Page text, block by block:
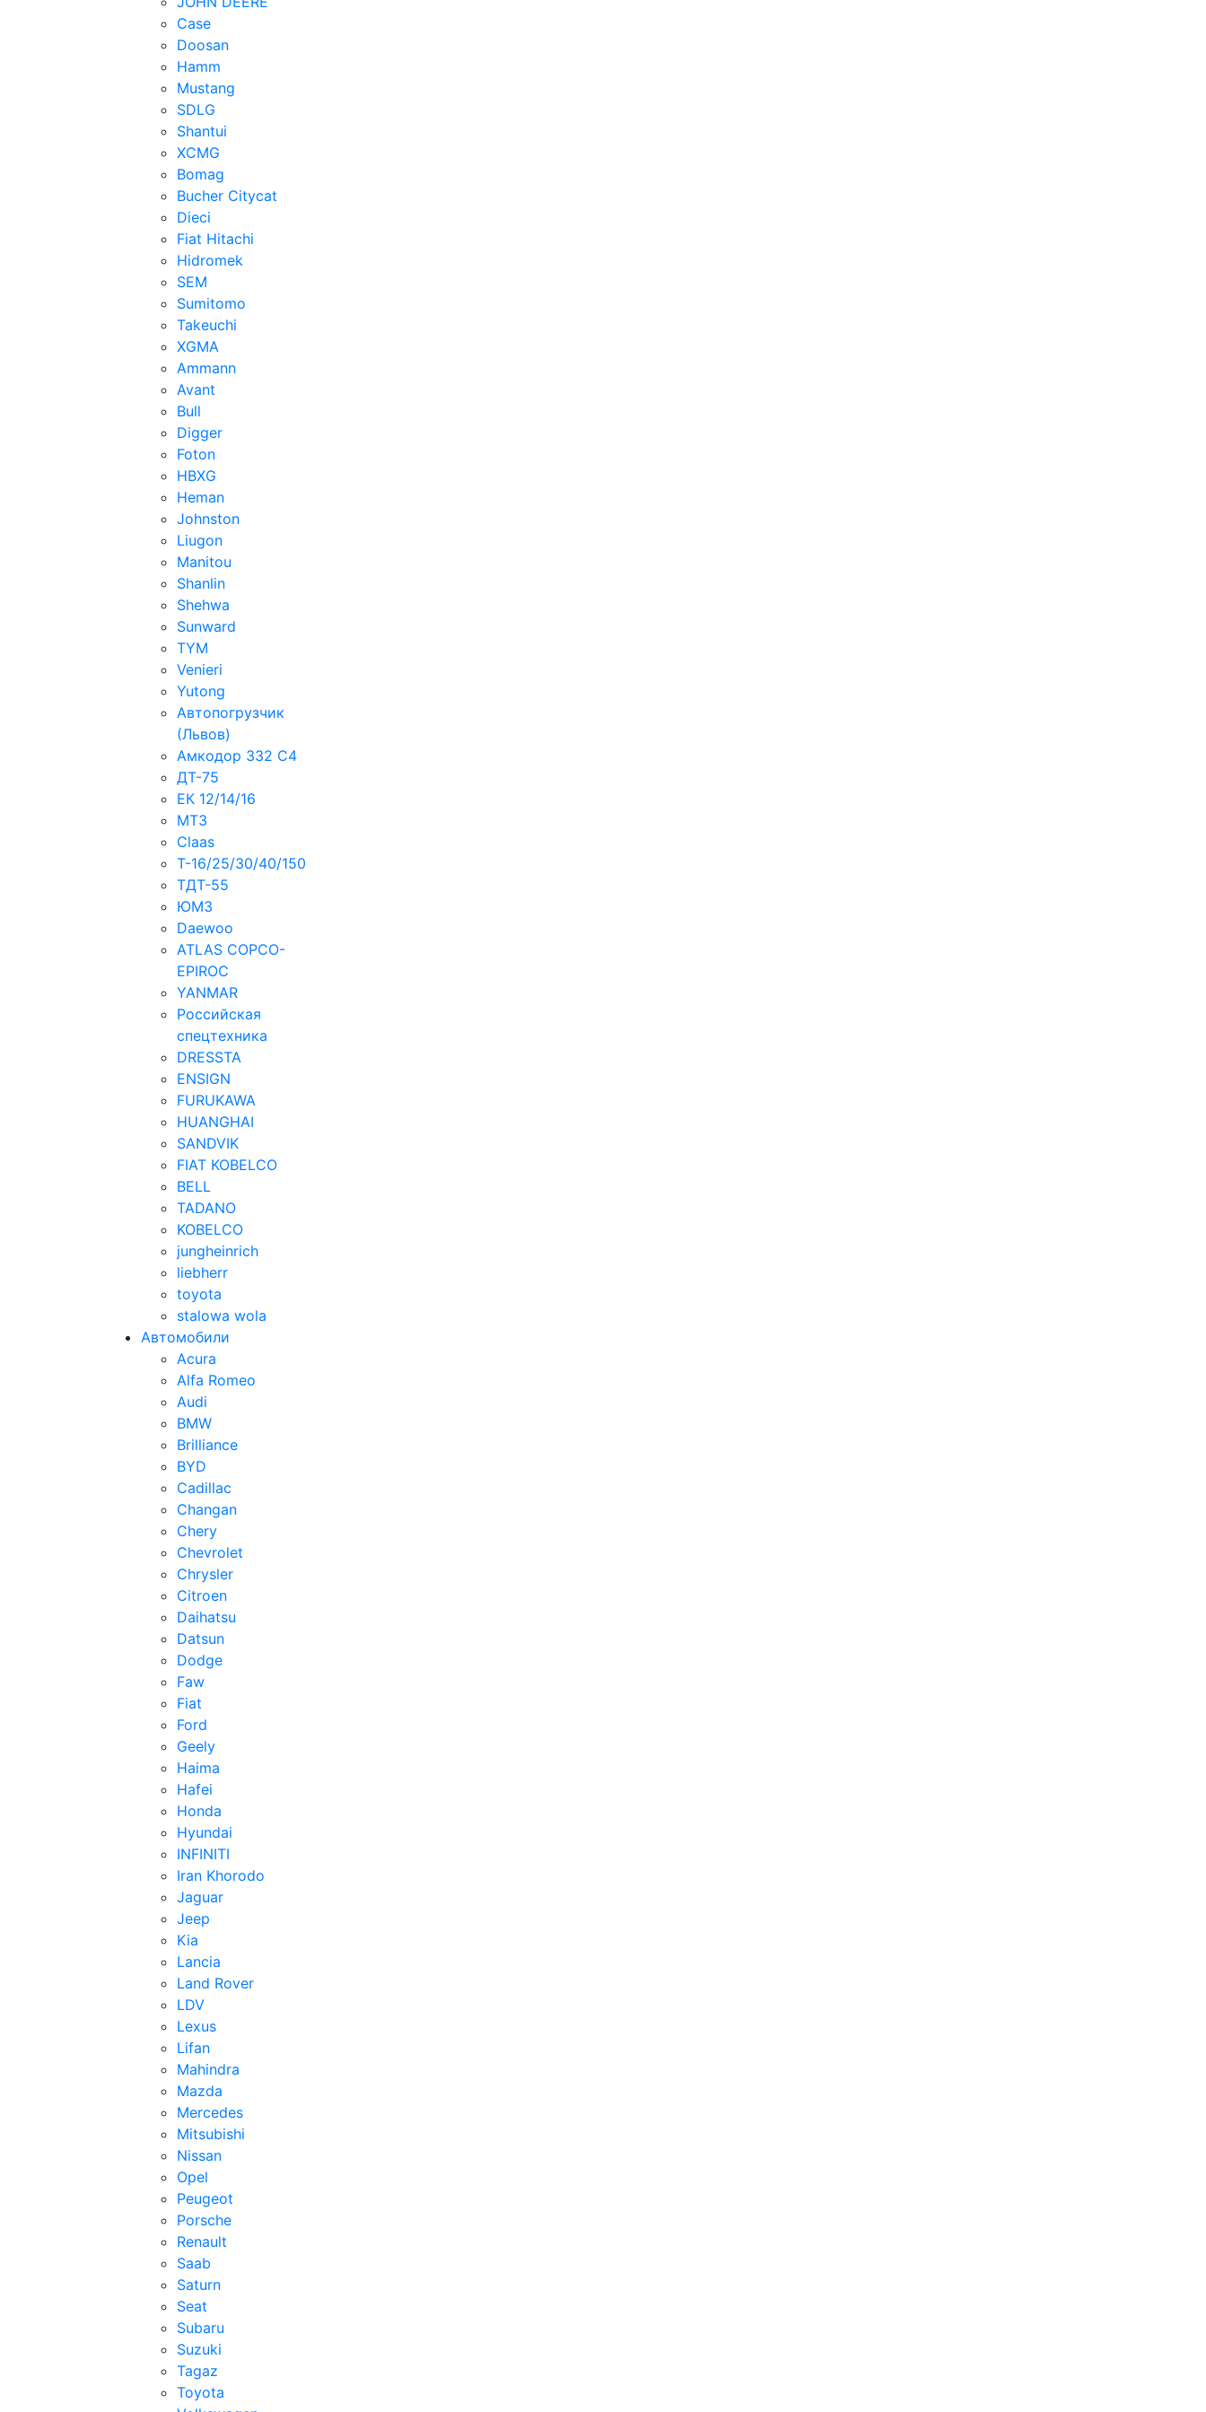
Case
Doosan
Hamm
Mustang
SDLG
Shantui
XCMG
Bomag
Bucher Citycat
Dieci
Fiat Hitachi
Hidromek
SEM
Sumitomo
Takeuchi
XGMA
Ammann
Avant
Bull
Digger
Foton
HBXG
Heman
Johnston
Liugon
Manitou
Shanlin
Shehwa
Sunward
TYM
Venieri
Yutong
Автопогрузчик
(Львов)
Амкодор 332 С4
ДТ-75
ЕК 12/14/16
МТЗ
Claas
Т-16/25/30/40/150
ТДT-55
ЮМЗ
Daewoo
ATLAS COPCO-
EPIROC
YANMAR
Российская
спецтехника
DRESSTA
ENSIGN
FURUKAWA
HUANGHAI
SANDVIK
FIAT KOBELCO
BELL
TADANO
KOBELCO
jungheinrich
liebherr
toyota
stalowa wola
Автомобили
Acura
Alfa Romeo
Audi
BMW
Brilliance
BYD
Cadillac
Changan
Chery
Chevrolet
Chrysler
Citroen
Daihatsu
Datsun
Dodge
Faw
Fiat
Ford
Geely
Haima
Hafei
Honda
Hyundai
INFINITI
Iran Khorodo
Jaguar
Jeep
Kia
Lancia
Land Rover
LDV
Lexus
Lifan
Mahindra
Mazda
Mercedes
Mitsubishi
Nissan
Opel
Peugeot
Porsche
Renault
Saab
Saturn
Seat
Subaru
Suzuki
Tagaz
Toyota